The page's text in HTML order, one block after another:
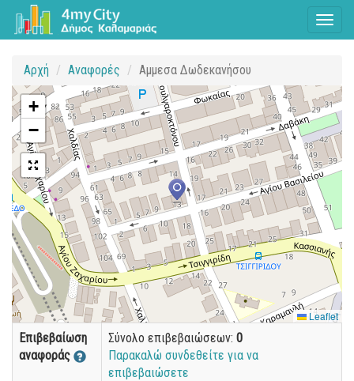
Αρχή Αναφορές Αμμεσα Δωδεκανήσου
+
−
Leaflet
Επιβεβαίωση
αναφοράς
Σύνολο επιβεβαιώσεων: 0
Παρακαλώ συνδεθείτε για να
επιβεβαιώσετε